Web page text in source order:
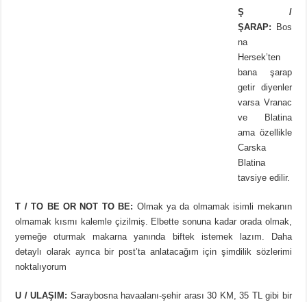
Ş /
ŞARAP:
Bos
na
Hersek’ten
bana şarap
getir diyenler
varsa Vranac
ve Blatina
ama özellikle
Carska
Blatina
tavsiye edilir.
T / TO BE OR NOT TO BE: Olmak ya da olmamak isimli mekanın
olmamak kısmı kalemle çizilmiş. Elbette sonuna kadar orada olmak,
yemeğe oturmak makarna yanında biftek istemek lazım. Daha
detaylı olarak ayrıca bir post’ta anlatacağım için şimdilik sözlerimi
noktalıyorum
U / ULAŞIM: Saraybosna havaalanı-şehir arası 30 KM, 35 TL gibi bir